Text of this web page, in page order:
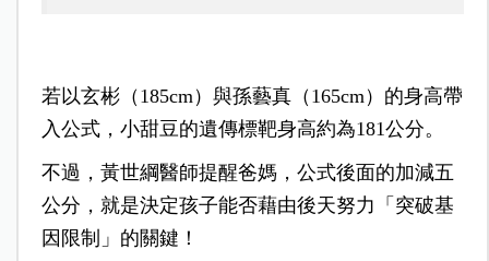
若以玄彬（185cm）與孫藝真（165cm）的身高帶
入公式，小甜豆的遺傳標靶身高約為181公分。
不過，黃世綱醫師提醒爸媽，公式後面的加減五
公分，就是決定孩子能否藉由後天努力「突破基
因限制」的關鍵！